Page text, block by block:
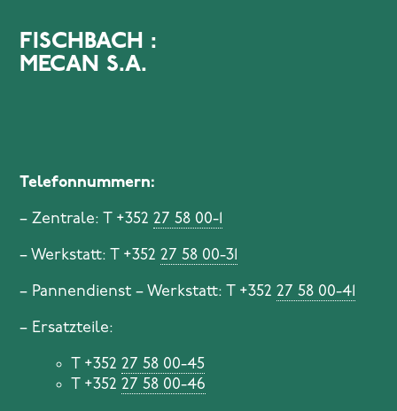
FISCHBACH :
MECAN S.A.
Telefonnummern:
– Zentrale: T +35227 58 00-1
– Werkstatt: T +35227 58 00-31
– Pannendienst – Werkstatt: T +35227 58 00-41
– Ersatzteile:
T +35227 58 00-45
T +35227 58 00-46